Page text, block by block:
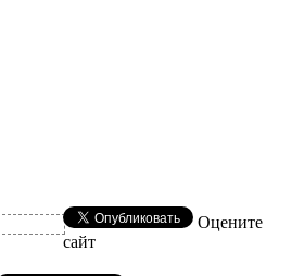
Оцените
сайт